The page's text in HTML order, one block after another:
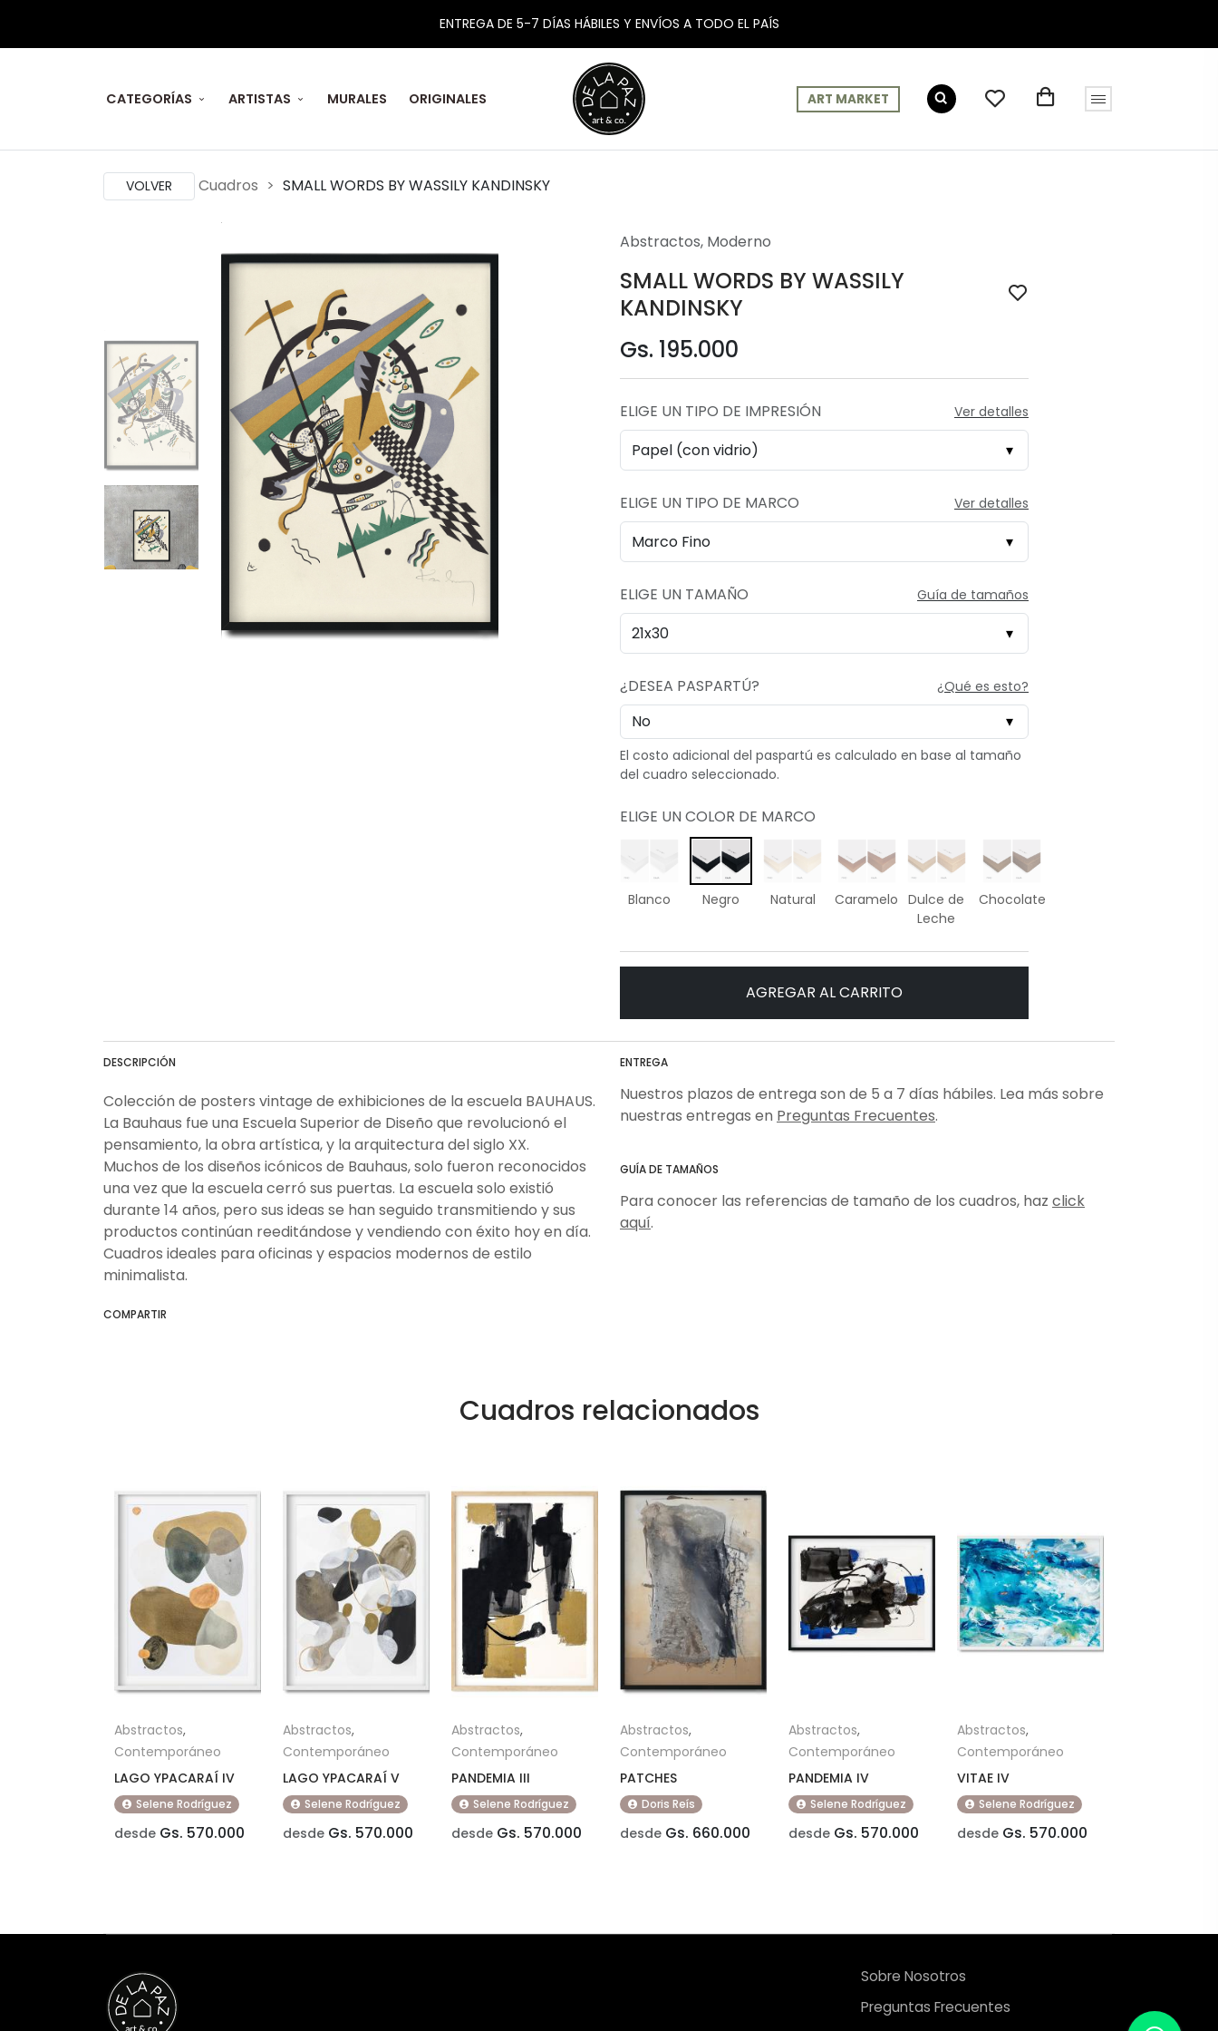
ENTREGA DE 5-7 DÍAS HÁBILES Y ENVÍOS A TODO EL PAÍS
CATEGORÍAS ARTISTAS MURALES ORIGINALES ART MARKET
VOLVER Cuadros SMALL WORDS BY WASSILY KANDINSKY
Abstractos, Moderno
SMALL WORDS BY WASSILY
KANDINSKY
Gs. 195.000
ELIGE UN TIPO DE IMPRESIÓN Ver detalles
ELIGE UN TIPO DE MARCO Ver detalles
ELIGE UN TAMAÑO Guía de tamaños
¿DESEA PASPARTÚ? ¿Qué es esto?
El costo adicional del paspartú es calculado en base al tamaño
del cuadro seleccionado.
ELIGE UN COLOR DE MARCO
Blanco Negro Natural Caramelo
Dulce de
Leche
Chocolate
AGREGAR AL CARRITO
DESCRIPCIÓN
Colección de posters vintage de exhibiciones de la escuela BAUHAUS.
La Bauhaus fue una Escuela Superior de Diseño que revolucionó el
pensamiento, la obra artística, y la arquitectura del siglo XX.
Muchos de los diseños icónicos de Bauhaus, solo fueron reconocidos
una vez que la escuela cerró sus puertas. La escuela solo existió
durante 14 años, pero sus ideas se han seguido transmitiendo y sus
productos continúan reeditándose y vendiendo con éxito hoy en día.
Cuadros ideales para oficinas y espacios modernos de estilo
minimalista.
COMPARTIR
ENTREGA
Nuestros plazos de entrega son de 5 a 7 días hábiles. Lea más sobre
nuestras entregas en Preguntas Frecuentes.
GUÍA DE TAMAÑOS
Para conocer las referencias de tamaño de los cuadros, haz click
aquí.
Cuadros relacionados
Abstractos,
Contemporáneo
LAGO YPACARAÍ IV
Selene Rodríguez
desde Gs. 570.000
Abstractos,
Contemporáneo
LAGO YPACARAÍ V
Selene Rodríguez
desde Gs. 570.000
Abstractos,
Contemporáneo
PANDEMIA III
Selene Rodríguez
desde Gs. 570.000
Abstractos,
Contemporáneo
PATCHES
Doris Reís
desde Gs. 660.000
Abstractos,
Contemporáneo
PANDEMIA IV
Selene Rodríguez
desde Gs. 570.000
Abstractos,
Contemporáneo
VITAE IV
Selene Rodríguez
desde Gs. 570.000
Sobre Nosotros
Preguntas Frecuentes